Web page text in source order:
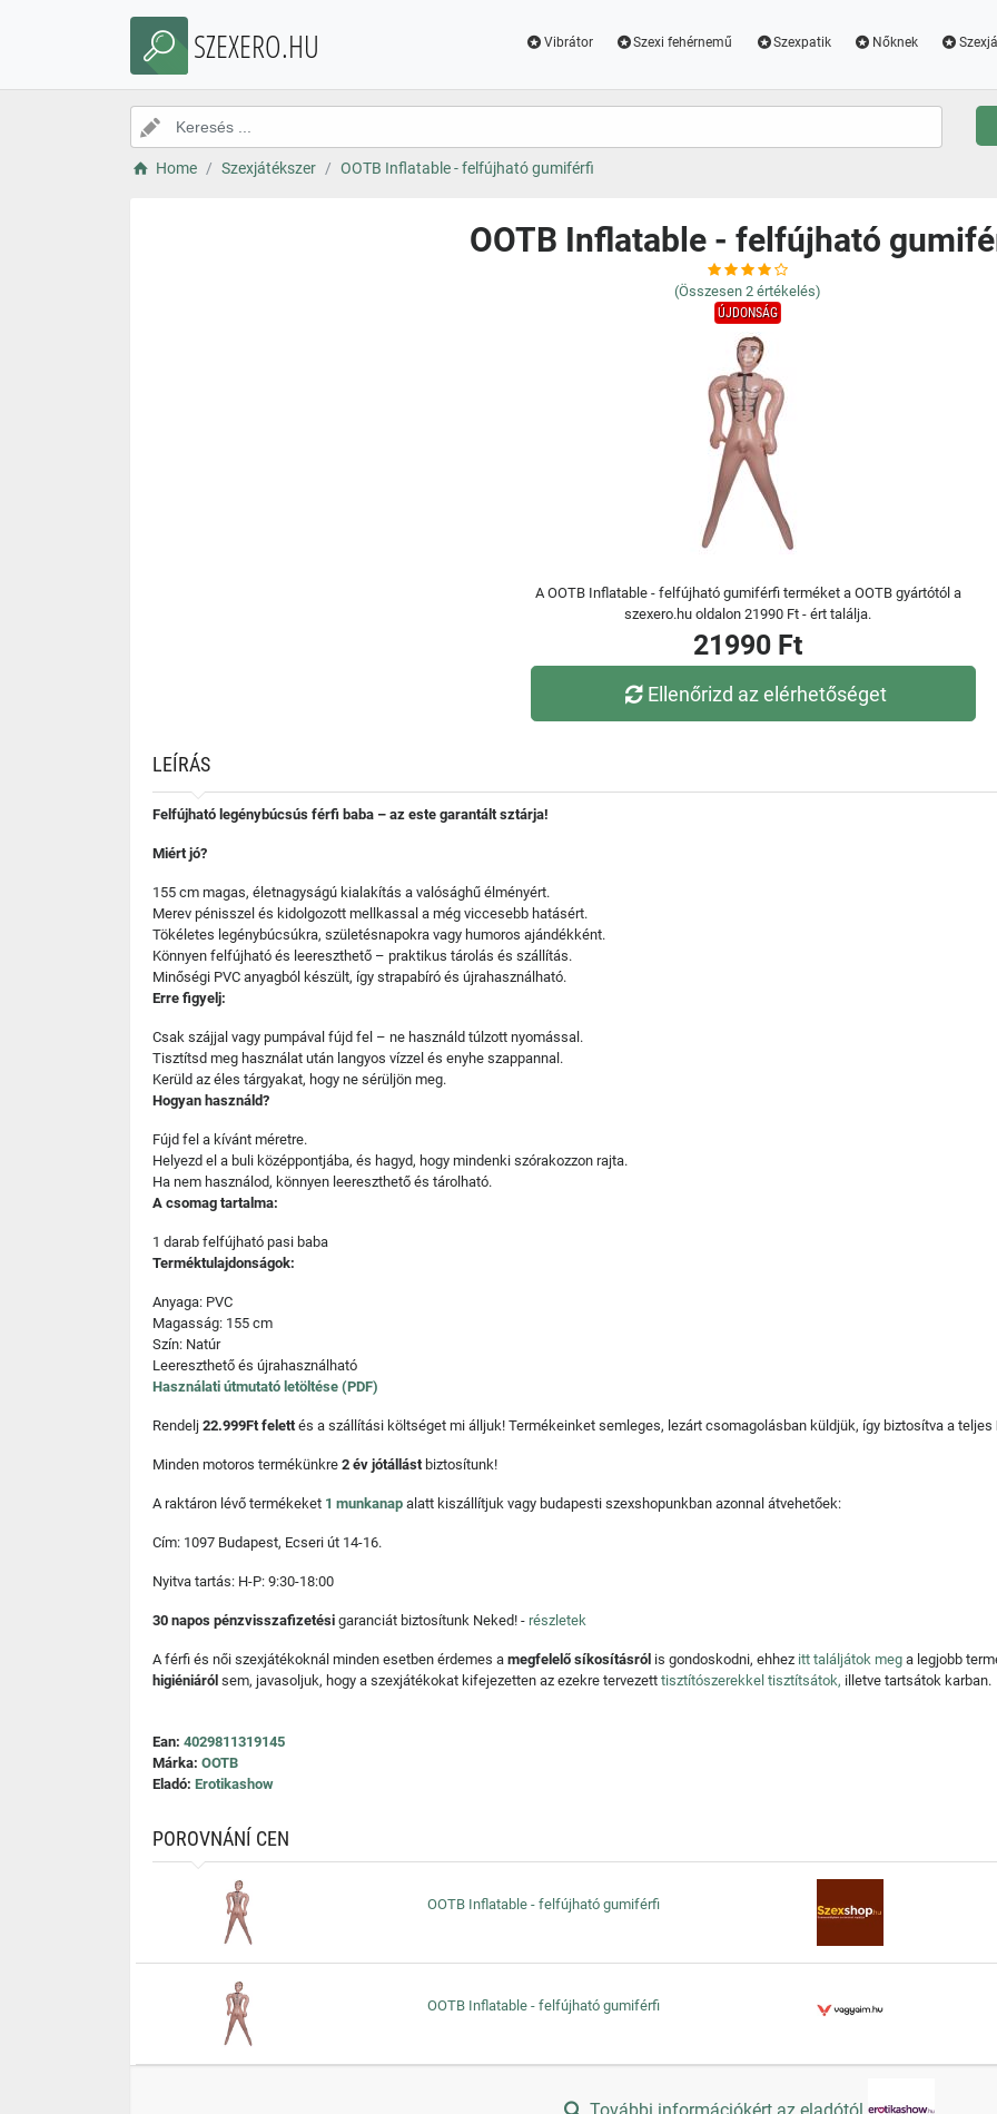
SZEXERO.HU Vibrátor Szexi fehérnemű Szexpatik Nőknek
Home Szexjátékszer OOTB Inflatable - felfújható gumiférfi
OOTB Inflatable - felfújható
(Összesen 2 értékelés)
ÚJDONSÁG
A OOTB Inflatable - felfújható gumiférfi terméket a OOTB gyártótól a
szexero.hu oldalon 21990 Ft - ért találja.
21990 Ft
Ellenőrizd az elérhetőséget
LEÍRÁS
Felfújható legénybúcsús férfi baba – az este garantált sztárja!
Miért jó?
155 cm magas, életnagyságú kialakítás a valósághű élményért.
Merev pénisszel és kidolgozott mellkassal a még viccesebb hatásért.
Tökéletes legénybúcsúkra, születésnapokra vagy humoros ajándékként.
Könnyen felfújható és leereszthető – praktikus tárolás és szállítás.
Minőségi PVC anyagból készült, így strapabíró és újrahasználható.
Erre figyelj:
Csak szájjal vagy pumpával fújd fel – ne használd túlzott nyomással.
Tisztítsd meg használat után langyos vízzel és enyhe szappannal.
Kerüld az éles tárgyakat, hogy ne sérüljön meg.
Hogyan használd?
Fújd fel a kívánt méretre.
Helyezd el a buli középpontjába, és hagyd, hogy mindenki szórakozzon rajta.
Ha nem használod, könnyen leereszthető és tárolható.
A csomag tartalma:
1 darab felfújható pasi baba
Terméktulajdonságok:
Anyaga: PVC
Magasság: 155 cm
Szín: Natúr
Leereszthető és újrahasználható
Használati útmutató letöltése (PDF)
Rendelj 22.999Ft felettés a szállítási költséget mi álljuk! Termékeinket semleges, lezárt csomagolásban küldjük, így biztosítva a teljes
Minden motoros termékünkre 2 év jótállást biztosítunk!
A raktáron lévő termékeket 1 munkanap alatt kiszállítjuk vagy budapesti szexshopunkban azonnal átvehetőek:
Cím: 1097 Budapest, Ecseri út 14-16.
Nyitva tartás: H-P: 9:30-18:00
30 napos pénzvisszafizetési garanciát biztosítunk Neked! - részletek
A férfi és női szexjátékoknál minden esetben érdemes a megfelelő síkosításról is gondoskodni, ehhez itt találjátok meg a legjobb
higiéniáról sem, javasoljuk, hogy a szexjátékokat kifejezetten az ezekre tervezett tisztítószerekkel tisztítsátok, illetve tartsátok karban.
Ean: 4029811319145
Márka: OOTB
Eladó: Erotikashow
POROVNÁNÍ CEN
OOTB Inflatable - felfújható gumiférfi
OOTB Inflatable - felfújható gumiférfi